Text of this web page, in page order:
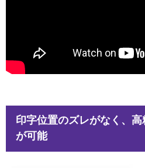
印字位置のズレがなく、
が可能